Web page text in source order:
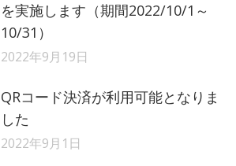
を実施します（期間2022/10/1～
10/31）
2022年9月19日
QRコード決済が利用可能となりま
した
2022年9月1日